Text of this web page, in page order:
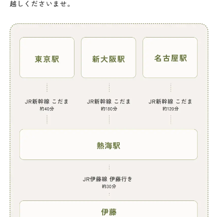
越しくださいませ。